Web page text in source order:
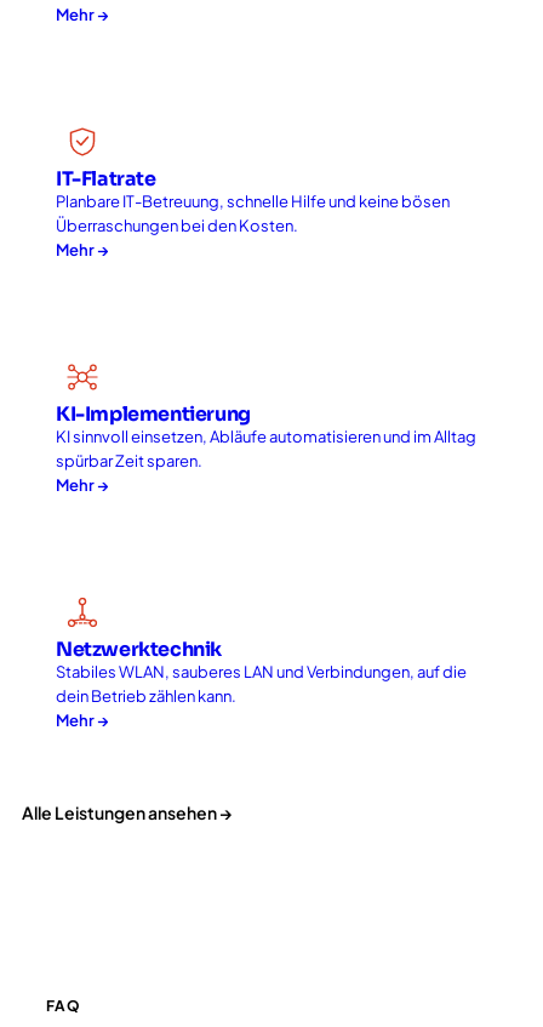
Mehr →
IT-Flatrate
Planbare IT-Betreuung, schnelle Hilfe und keine bösen
Überraschungen bei den Kosten.
Mehr →
KI-Implementierung
KI sinnvoll einsetzen, Abläufe automatisieren und im Alltag
spürbar Zeit sparen.
Mehr →
Netzwerktechnik
Stabiles WLAN, sauberes LAN und Verbindungen, auf die
dein Betrieb zählen kann.
Mehr →
Alle Leistungen ansehen →
FAQ